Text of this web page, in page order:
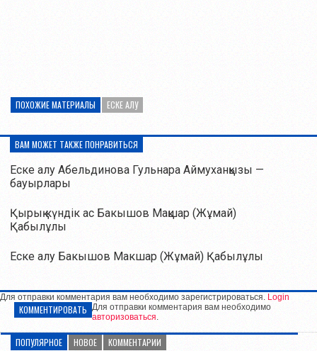
ПОХОЖИЕ МАТЕРИАЛЫ ЕСКЕ АЛУ
ВАМ МОЖЕТ ТАКЖЕ ПОНРАВИТЬСЯ
Еске алу Абельдинова Гульнара Аймуханқызы —
бауырлары
Қырық күндік ас Бакышов Мақшар (Жұмай)
Қабылұлы
Еске алу Бакышов Макшар (Жұмай) Қабылұлы
Для отправки комментария вам необходимо зарегистрироваться. Login
КОММЕНТИРОВАТЬ Для отправки комментария вам необходимо
авторизоваться.
ПОПУЛЯРНОЕ НОВОЕ КОММЕНТАРИИ